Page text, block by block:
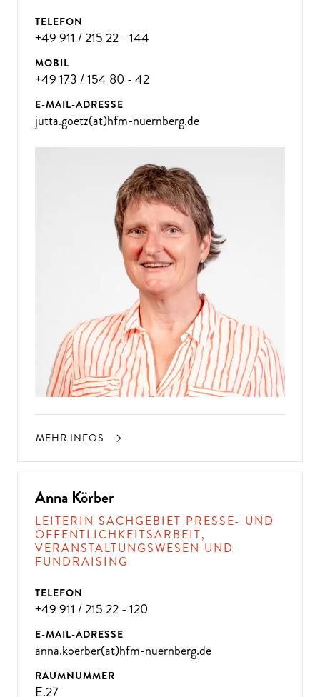
TELEFON
+49 911 / 215 22 - 144
MOBIL
+49 173 / 154 80 - 42
E-MAIL-ADRESSE
jutta.goetz(at)hfm-nuernberg.de
MEHR INFOS
Anna Körber
LEITERIN SACHGEBIET PRESSE- UND
ÖFFENTLICHKEITSARBEIT,
VERANSTALTUNGSWESEN UND
FUNDRAISING
TELEFON
+49 911 / 215 22 - 120
E-MAIL-ADRESSE
anna.koerber(at)hfm-nuernberg.de
RAUMNUMMER
E.27